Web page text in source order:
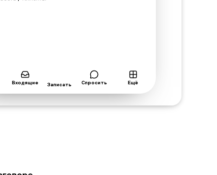
Входящие Записать Спросить Ещё